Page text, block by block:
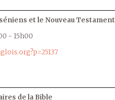
et le Nouveau Testament
- 15h00
de la Bible